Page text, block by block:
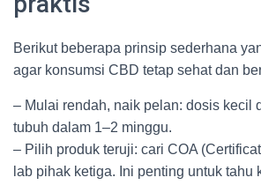
Berikut beberapa prinsip sederhana
agar konsumsi CBD tetap sehat dan
– Mulai rendah, naik pelan: dosis kecil
tubuh dalam 1–2 minggu.
– Pilih produk teruji: cari COA
lab pihak ketiga. Ini penting untuk tahu